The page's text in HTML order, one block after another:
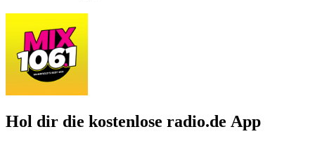
Hol dir die kostenlose radio.de App